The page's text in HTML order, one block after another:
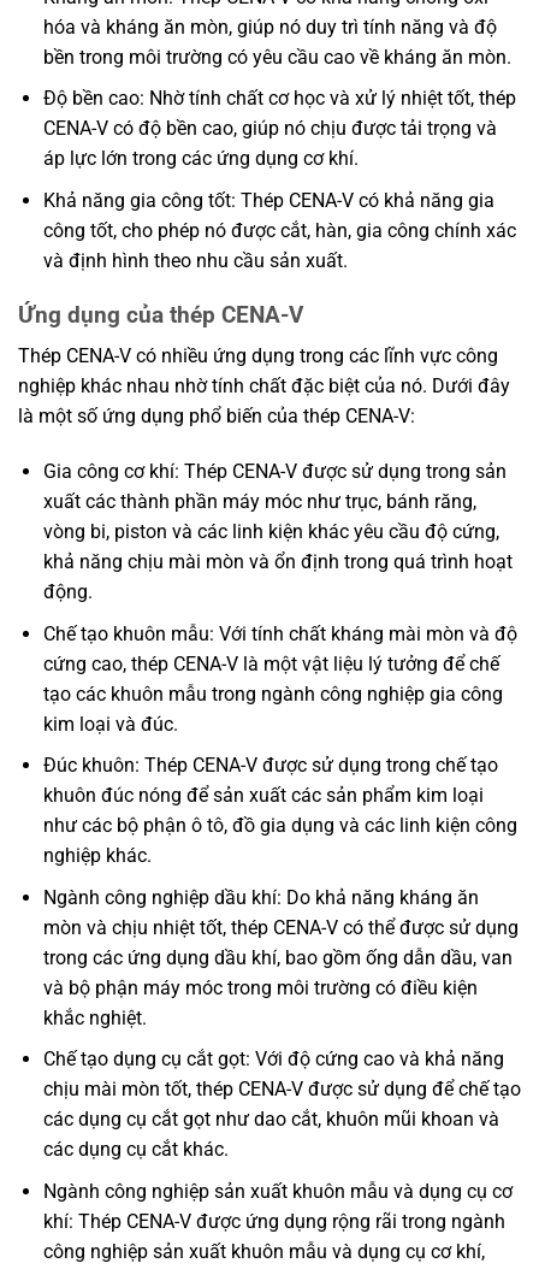
hóa và kháng ăn mòn, giúp nó duy trì tính năng và độ
bền trong môi trường có yêu cầu cao về kháng ăn mòn.
Độ bền cao: Nhờ tính chất cơ học và xử lý nhiệt tốt, thép
CENA-V có độ bền cao, giúp nó chịu được tải trọng và
áp lực lớn trong các ứng dụng cơ khí.
Khả năng gia công tốt: Thép CENA-V có khả năng gia
công tốt, cho phép nó được cắt, hàn, gia công chính xác
và định hình theo nhu cầu sản xuất.
Ứng dụng của thép CENA-V
Thép CENA-V có nhiều ứng dụng trong các lĩnh vực công
nghiệp khác nhau nhờ tính chất đặc biệt của nó. Dưới đây
là một số ứng dụng phổ biến của thép CENA-V:
Gia công cơ khí: Thép CENA-V được sử dụng trong sản
xuất các thành phần máy móc như trục, bánh răng,
vòng bi, piston và các linh kiện khác yêu cầu độ cứng,
khả năng chịu mài mòn và ổn định trong quá trình hoạt
động.
Chế tạo khuôn mẫu: Với tính chất kháng mài mòn và độ
cứng cao, thép CENA-V là một vật liệu lý tưởng để chế
tạo các khuôn mẫu trong ngành công nghiệp gia công
kim loại và đúc.
Đúc khuôn: Thép CENA-V được sử dụng trong chế tạo
khuôn đúc nóng để sản xuất các sản phẩm kim loại
như các bộ phận ô tô, đồ gia dụng và các linh kiện công
nghiệp khác.
Ngành công nghiệp dầu khí: Do khả năng kháng ăn
mòn và chịu nhiệt tốt, thép CENA-V có thể được sử dụng
trong các ứng dụng dầu khí, bao gồm ống dẫn dầu, van
và bộ phận máy móc trong môi trường có điều kiện
khắc nghiệt.
Chế tạo dụng cụ cắt gọt: Với độ cứng cao và khả năng
chịu mài mòn tốt, thép CENA-V được sử dụng để chế tạo
các dụng cụ cắt gọt như dao cắt, khuôn mũi khoan và
các dụng cụ cắt khác.
Ngành công nghiệp sản xuất khuôn mẫu và dụng cụ cơ
khí: Thép CENA-V được ứng dụng rộng rãi trong ngành
công nghiệp sản xuất khuôn mẫu và dụng cụ cơ khí,